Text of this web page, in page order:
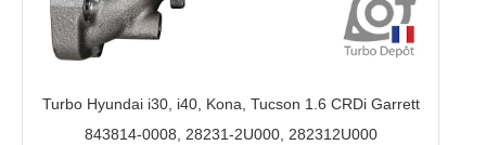
Turbo Hyundai i30, i40, Kona, Tucson 1.6 CRDi Garrett
843814-0008, 28231-2U000, 282312U000